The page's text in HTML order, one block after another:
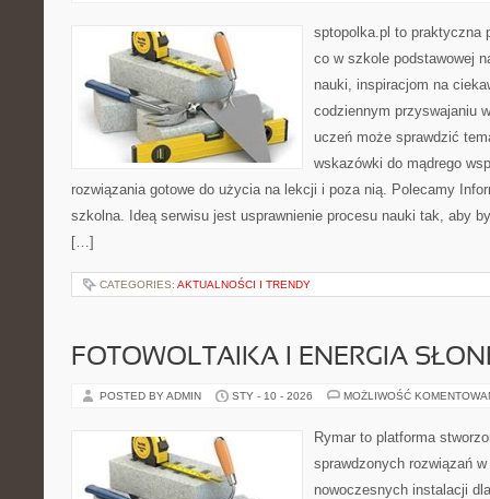
sptopolka.pl to praktyczna
co w szkole podstawowej
nauki, inspiracjom na
codziennym przyswajaniu
uczeń może sprawdzić
wskazówki do mądrego
rozwiązania gotowe do użycia na lekcji i poza nią. Polecamy
szkolna. Ideą serwisu jest usprawnienie procesu nauki tak, aby
[…]
CATEGORIES: AKTUALNOŚCI I TRENDY
FOTOWOLTAIKA I ENERGIA
POSTED BY ADMIN STY - 10 - 2026 MOŻLIWOŚĆ
Rymar to platforma
sprawdzonych rozwiązań
nowoczesnych instalacji